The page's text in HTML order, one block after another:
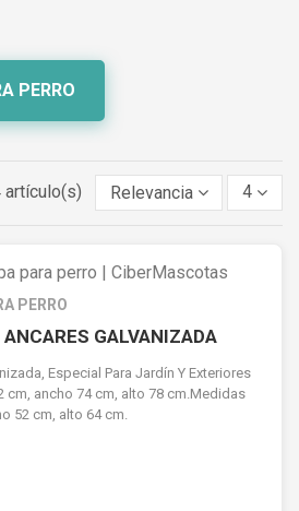
PERRO
artículo(s) Relevancia 4
PERRO
GALVANIZADA
Especial Para Jardín Y Exteriores
cm, ancho 74 cm, alto 78 cm.Medidas
52 cm, alto 64 cm.